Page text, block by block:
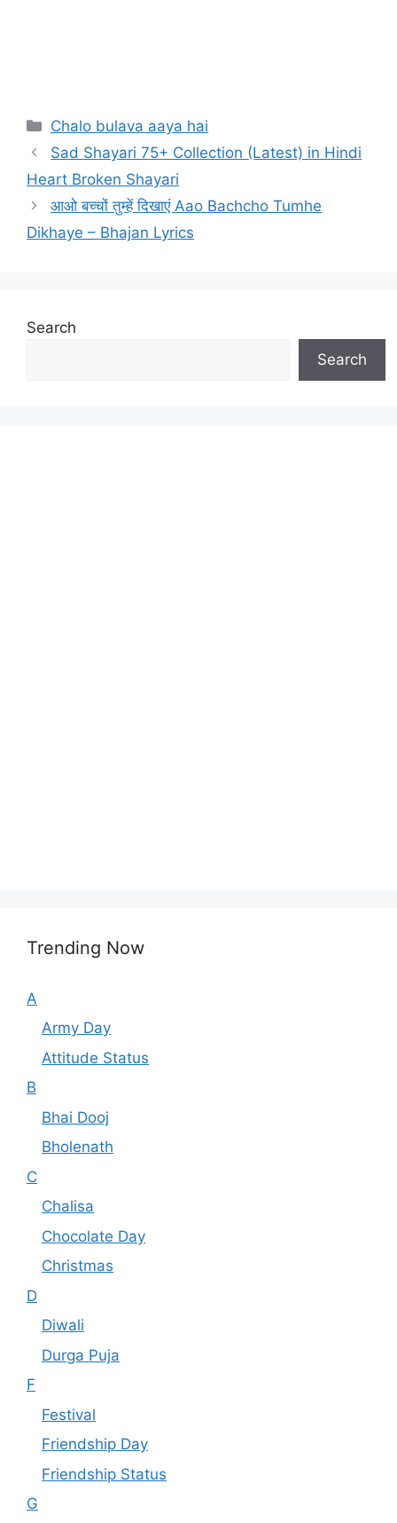
Categories
Chalo bulava aaya hai
Sad Shayari 75+ Collection (Latest) in Hindi
Heart Broken Shayari
आओ बच्चों तुम्हें दिखाएं Aao Bachcho Tumhe
Dikhaye – Bhajan Lyrics
Search
Search
Trending Now
A
Army Day
Attitude Status
B
Bhai Dooj
Bholenath
C
Chalisa
Chocolate Day
Christmas
D
Diwali
Durga Puja
F
Festival
Friendship Day
Friendship Status
G